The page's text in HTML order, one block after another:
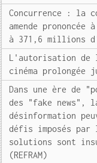
Concurrence : la
amende
à 371,6 millions
L'autorisation de
cinéma prolongée
Dans une ère de
des "fake
désinformation
défis imposés par
solutions sont
(REFRAM)